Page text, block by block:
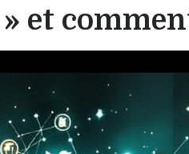
et